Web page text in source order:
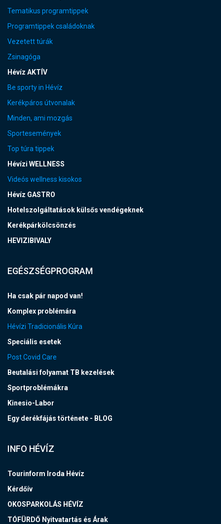
Tematikus programtippek
Programtippek családoknak
Vezetett túrák
Zsinagóga
Hévíz AKTÍV
Be sporty in Hévíz
Kerékpáros útvonalak
Minden, ami mozgás
Sportesemények
Top túra tippek
Hévízi WELLNESS
Videós wellness kisokos
Hévíz GASTRO
Hotelszolgáltatások külsős vendégeknek
Kerékpárkölcsönzés
HEVIZIBIVALY
EGÉSZSÉGPROGRAM
Ha csak pár napod van!
Komplex problémára
Hévízi Tradicionális Kúra
Speciális esetek
Post Covid Care
Beutalási folyamat TB kezelések
Sportproblémákra
Kinesio-Labor
Egy derékfájás története - BLOG
INFO HÉVÍZ
Tourinform Iroda Hévíz
Kérdőív
OKOSPARKOLÁS HÉVÍZ
TÓFÜRDŐ Nyitvatartás és Árak